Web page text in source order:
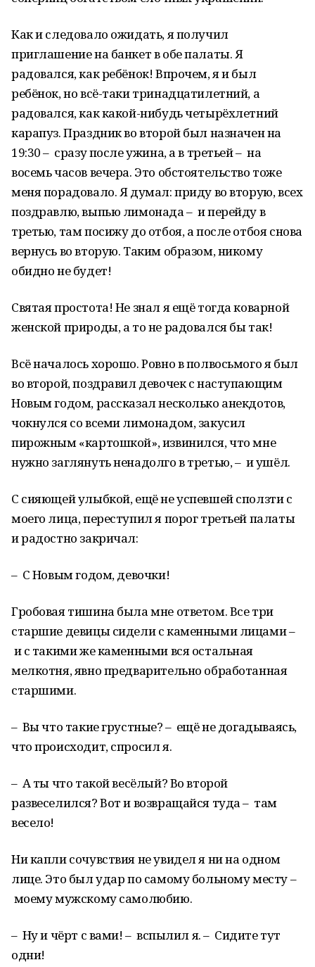
Как и следовало ожидать, я получил
приглашение на банкет в обе палаты. Я
радовался, как ребёнок! Впрочем, я и был
ребёнок, но всё-таки тринадцатилетний, а
радовался, как какой-нибудь четырёхлетний
карапуз. Праздник во второй был назначен на
19:30 – сразу после ужина, а в третьей – на
восемь часов вечера. Это обстоятельство тоже
меня порадовало. Я думал: приду во вторую, всех
поздравлю, выпью лимонада – и перейду в
третью, там посижу до отбоя, а после отбоя снова
вернусь во вторую. Таким образом, никому
обидно не будет!
Святая простота! Не знал я ещё тогда коварной
женской природы, а то не радовался бы так!
Всё началось хорошо. Ровно в полвосьмого я был
во второй, поздравил девочек с наступающим
Новым годом, рассказал несколько анекдотов,
чокнулся со всеми лимонадом, закусил
пирожным «картошкой», извинился, что мне
нужно заглянуть ненадолго в третью, – и ушёл.
С сияющей улыбкой, ещё не успевшей сползти с
моего лица, переступил я порог третьей палаты
и радостно закричал:
– С Новым годом, девочки!
Гробовая тишина была мне ответом. Все три
старшие девицы сидели с каменными лицами –
и с такими же каменными вся остальная
мелкотня, явно предварительно обработанная
старшими.
– Вы что такие грустные? – ещё не догадываясь,
что происходит, спросил я.
– А ты что такой весёлый? Во второй
развеселился? Вот и возвращайся туда – там
весело!
Ни капли сочувствия не увидел я ни на одном
лице. Это был удар по самому больному месту –
моему мужскому самолюбию.
– Ну и чёрт с вами! – вспылил я. – Сидите тут
одни!